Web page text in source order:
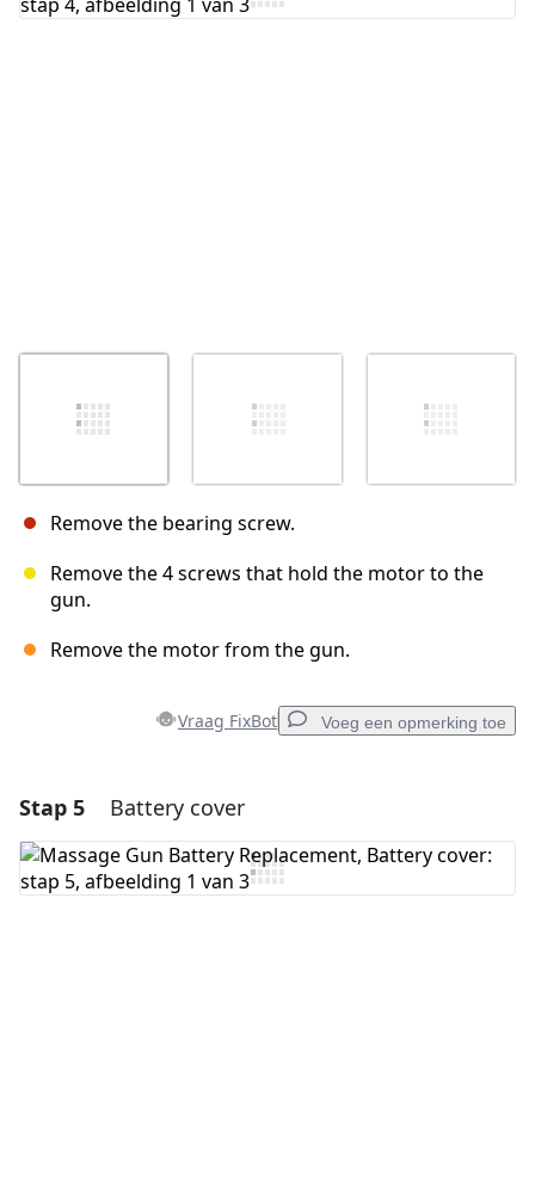
Remove the bearing screw.
Remove the 4 screws that hold the motor to the
gun.
Remove the motor from the gun.
Vraag FixBot Voeg een opmerking toe
Voeg een opmerking toe
Voeg opmerking toe
Stap 5 Battery cover